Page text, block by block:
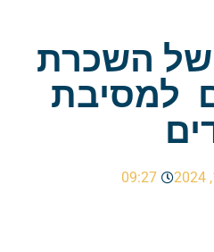
של השכרת
למסיבת
09:27